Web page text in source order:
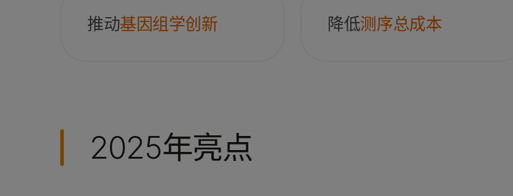
推动基因组学创新 降低测序总成本
2025年亮点